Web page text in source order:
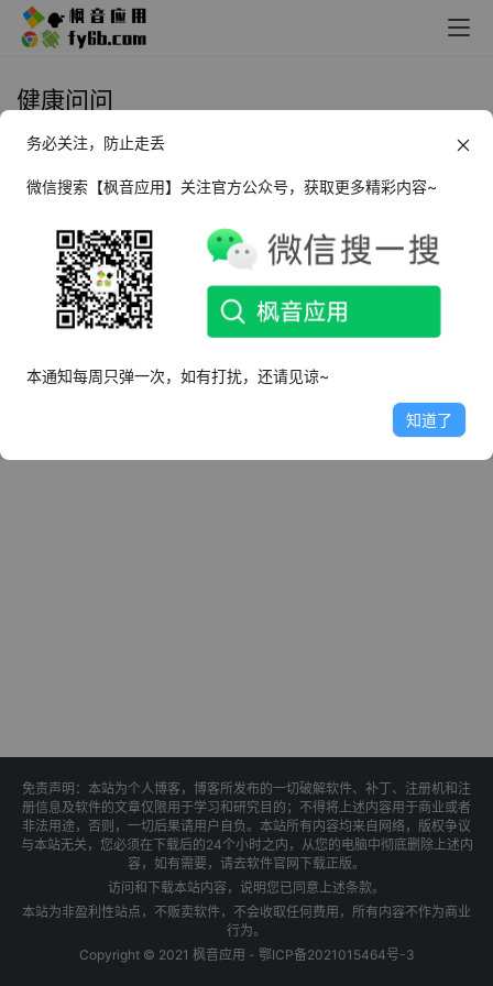
健康问问
2022年11月22日
免责声明：本站为个人博客，博客所发布的一切破解软件、补丁、注册机和注
册信息及软件的文章仅限用于学习和研究目的；不得将上述内容用于商业或者
非法用途，否则，一切后果请用户自负。本站所有内容均来自网络，版权争议
与本站无关，您必须在下载后的24个小时之内，从您的电脑中彻底删除上述内
容，如有需要，请去软件官网下载正版。
访问和下载本站内容，说明您已同意上述条款。
本站为非盈利性站点，不贩卖软件，不会收取任何费用，所有内容不作为商业
行为。
Copyright © 2021 枫音应用 - 鄂ICP备2021015464号-3
务必关注，防止走丢
微信搜索【枫音应用】关注官方公众号，获取更多精彩内容~
本通知每周只弹一次，如有打扰，还请见谅~
知道了